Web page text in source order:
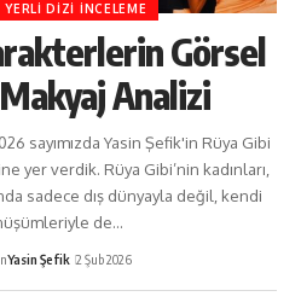
YERLI DIZI İNCELEME
Görsel
Analizi
sayımızda Yasin Şefik'in Rüya Gibi
yer verdik. Rüya Gibi’nin kadınları,
sadece dış dünyayla değil, kendi
de…
Yasin Şefik 2 Şub 2026